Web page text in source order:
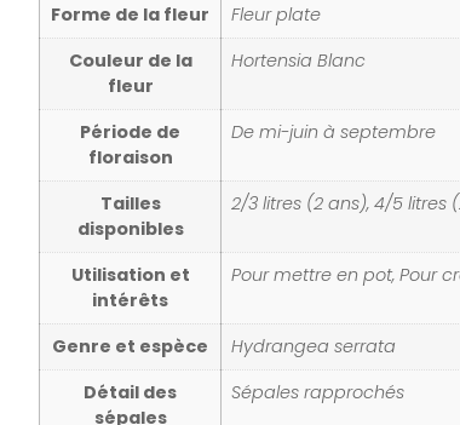
Forme de la fleur
Fleur plate
Couleur de la
fleur
Hortensia Blanc
Période de
floraison
De mi-juin à septembre
Tailles
disponibles
2/3 litres (2 ans), 4/5 litres
Utilisation et
intérêts
Pour mettre en pot, Pour
Genre et espèce
Hydrangea serrata
Détail des
sépales
Sépales rapprochés